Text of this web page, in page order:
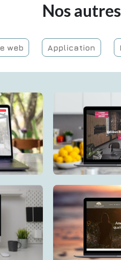
Nos
Site web Application